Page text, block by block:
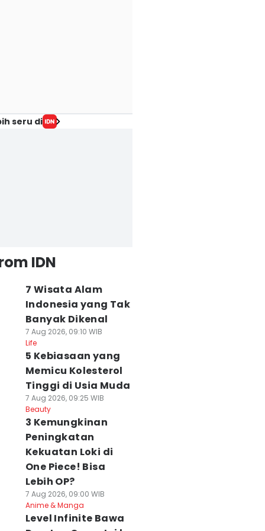
seru di
IDN
7 Wisata Alam
Indonesia yang Tak
Banyak Dikenal
7 Aug 2026, 09:10 WIB
Life
5 Kebiasaan yang
Memicu Kolesterol
Tinggi di Usia Muda
7 Aug 2026, 09:25 WIB
Beauty
3 Kemungkinan
Peningkatan
Kekuatan Loki di
One Piece! Bisa
Lebih OP?
7 Aug 2026, 09:00 WIB
Anime & Manga
Level Infinite Bawa